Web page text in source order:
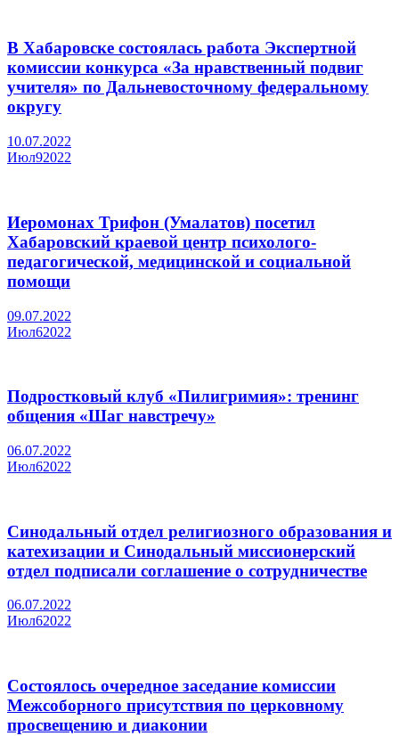
В Хабаровске состоялась работа Экспертной
комиссии конкурса «За нравственный подвиг
учителя» по Дальневосточному федеральному
округу
10.07.2022
Июл92022
Иеромонах Трифон (Умалатов) посетил
Хабаровский краевой центр психолого-
педагогической, медицинской и социальной
помощи
09.07.2022
Июл62022
Подростковый клуб «Пилигримия»: тренинг
общения «Шаг навстречу»
06.07.2022
Июл62022
Синодальный отдел религиозного образования и
катехизации и Синодальный миссионерский
отдел подписали соглашение о сотрудничестве
06.07.2022
Июл62022
Состоялось очередное заседание комиссии
Межсоборного присутствия по церковному
просвещению и диаконии